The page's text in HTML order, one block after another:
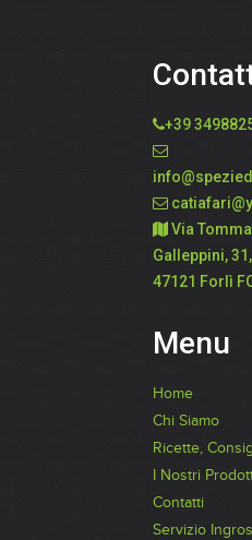
+39
Via
Galleppini, 31,
47121 Forlì
Menu
Home
Chi Siamo
Ricette,
I Nostri
Contatti
Servizio